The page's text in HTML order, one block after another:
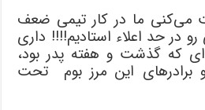
می‌کنی ما در کار تیمی ضعف
رو در حد اعلاء استادیم!!!! داری
که گذشت و هفته پدر بود،
برادرهای این مرز بوم تحت